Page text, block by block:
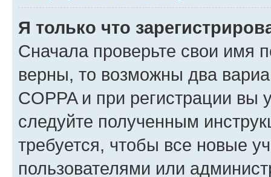
Я только что
Сначала проверьте свои имя
верны, то возможны два
COPPA и при регистрации вы
следуйте полученным
требуется, чтобы все новые
пользователями или